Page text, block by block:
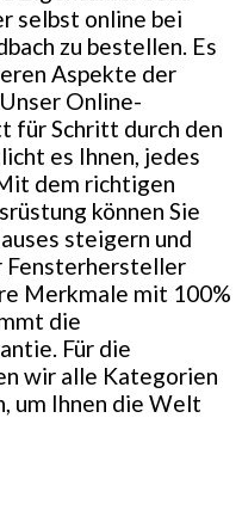
selbst online bei
zu bestellen. Es
Aspekte der
Online-
für Schritt durch den
es Ihnen, jedes
dem richtigen
können Sie
steigern und
Fensterhersteller
Merkmale mit 100%
die
Für die
wir alle Kategorien
um Ihnen die Welt